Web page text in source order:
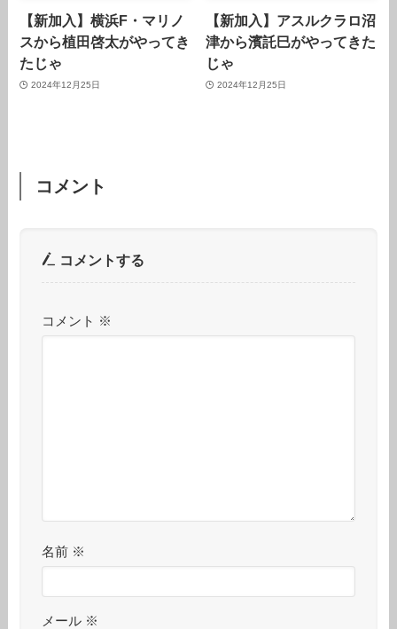
【新加入】横浜F・マリノ
スから植田啓太がやってき
たじゃ
2024年12月25日
【新加入】アスルクラロ沼
津から濱託巳がやってきた
じゃ
2024年12月25日
コメント
コメントする
コメント ※
名前 ※
メール ※